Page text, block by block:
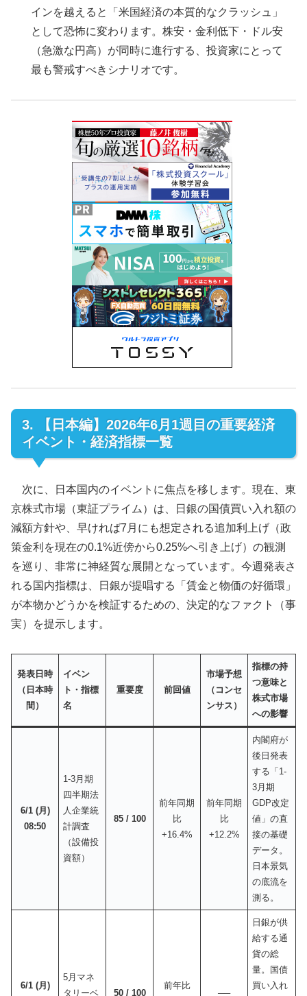
インを越えると「米国経済の本質的なクラッシュ」
として恐怖に変わります。株安・金利低下・ドル安
（急激な円高）が同時に進行する、投資家にとって
最も警戒すべきシナリオです。
3. 【日本編】2026年6月1週目の重要経済
イベント・経済指標一覧
次に、日本国内のイベントに焦点を移します。現在、東
京株式市場（東証プライム）は、日銀の国債買い入れ額の
減額方針や、早ければ7月にも想定される追加利上げ（政
策金利を現在の0.1%近傍から0.25%へ引き上げ）の観測
を巡り、非常に神経質な展開となっています。今週発表さ
れる国内指標は、日銀が提唱する「賃金と物価の好循環」
が本物かどうかを検証するための、決定的なファクト（事
実）を提示します。
発表日時
（日本時
間）
イベン
ト・指標
名
重要度 前回値
市場予想
（コンセ
ンサス）
指標の持
つ意味と
株式市場
への影響
6/1 (月)
08:50
1-3月期
四半期法
人企業統
計調査
（設備投
資額）
85 / 100
前年同期
比
+16.4%
前年同期
比
+12.2%
内閣府が
後日発表
する「1-
3月期
GDP改定
値」の直
接の基礎
データ。
日本景気
の底流を
測る。
6/1 (月)
5月マネ
タリーベ
50 / 100
前年比
──
日銀が供
給する通
貨の総
量。国債
買い入れ